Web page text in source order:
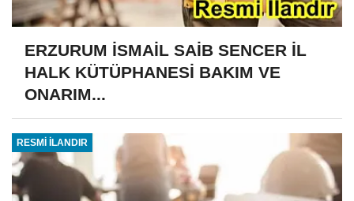
ERZURUM İSMAİL SAİB SENCER İL
HALK KÜTÜPHANESİ BAKIM VE
ONARIM...
RESMİ İLANDIR